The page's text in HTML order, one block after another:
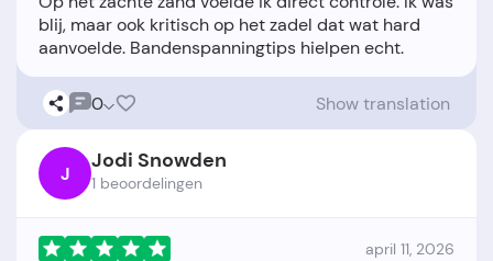
blij, maar ook kritisch op het zadel dat wat hard
0 Show translation
J Jodi Snowden
1 beoordelingen
april 11, 2026